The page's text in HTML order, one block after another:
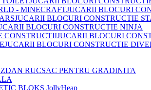
JUCARII BLOCURI
JUCARII BLOCURI CONSTRUCTIE
BLOCURI CONSTRUCTIE NINJA
JUCARII BLOCURI
JUCARII BLOCURI CONSTRUCTIE
RUCSAC PENTRU GRADINITA
BLOKS JollyHeap